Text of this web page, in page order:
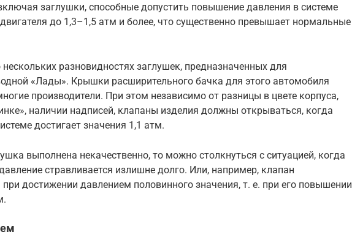
заглушки, способные допустить повышение давления в системе
до 1,3–1,5 атм и более, что существенно превышает нормальные
разновидностях заглушек, предназначенных для
«Лады». Крышки расширительного бачка для этого автомобиля
производители. При этом независимо от разницы в цвете корпуса,
наличии надписей, клапаны изделия должны открываться, когда
достигает значения 1,1 атм.
выполнена некачественно, то можно столкнуться с ситуацией, когда
стравливается излишне долго. Или, например, клапан
при достижении давлением половинного значения, т. е. при его повышении